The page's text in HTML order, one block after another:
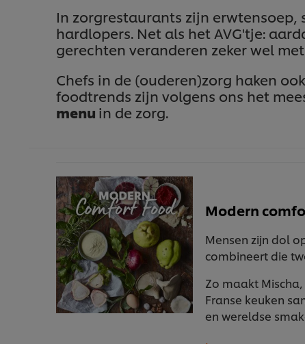
In zorgrestaurants zijn
hardlopers. Net als het AVG'tje:
gerechten veranderen zeker wel
Chefs in de (ouderen)zorg haken
foodtrends zijn volgens ons het
menu in de zorg.
Modern
Mensen zijn dol
combineert die
Zo maakt
Franse keuken
en wereldse